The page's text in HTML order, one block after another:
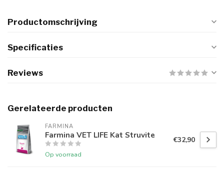
Productomschrijving
Specificaties
Reviews
Gerelateerde producten
FARMINA
Farmina VET LIFE Kat Struvite
Op voorraad
€32,90